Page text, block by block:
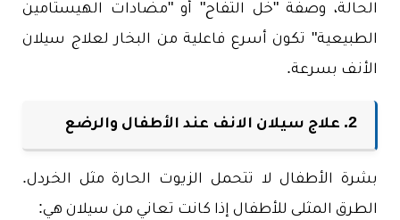
الحالة، وصفة "خل التفاح" أو "مضادات الهيستامين
الطبيعية" تكون أسرع فاعلية من البخار لعلاج سيلان
الأنف بسرعة.
2. علاج سيلان الانف عند الأطفال والرضع
بشرة الأطفال لا تتحمل الزيوت الحارة مثل الخردل.
الطرق المثلى للأطفال إذا كانت تعاني من سيلان هي: